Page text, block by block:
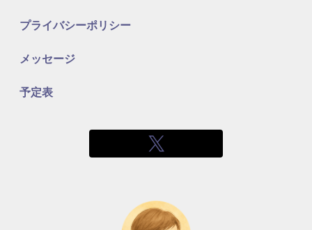
プライバシーポリシー
メッセージ
予定表